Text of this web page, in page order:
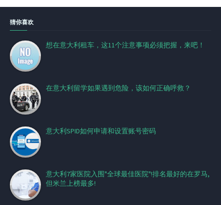
猜你喜欢
想在意大利租车，这11个注意事项必须把握，来吧！
在意大利留学如果遇到危险，该如何正确呼救？
意大利SPID如何申请和设置账号密码
意大利7家医院入围"全球最佳医院"!排名最好的在罗马,
但米兰上榜最多!